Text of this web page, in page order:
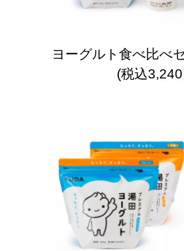
ヨーグルト食べ比べ
(税込